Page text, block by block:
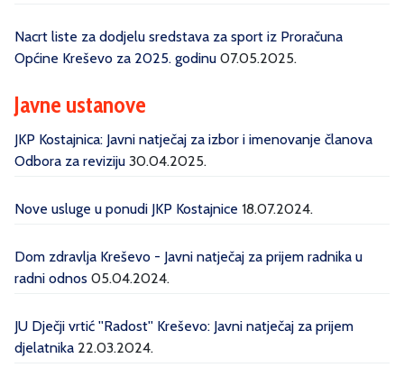
Nacrt liste za dodjelu sredstava za sport iz Proračuna
Općine Kreševo za 2025. godinu 07.05.2025.
Javne ustanove
JKP Kostajnica: Javni natječaj za izbor i imenovanje članova
Odbora za reviziju 30.04.2025.
Nove usluge u ponudi JKP Kostajnice 18.07.2024.
Dom zdravlja Kreševo - Javni natječaj za prijem radnika u
radni odnos 05.04.2024.
JU Dječji vrtić ''Radost'' Kreševo: Javni natječaj za prijem
djelatnika 22.03.2024.